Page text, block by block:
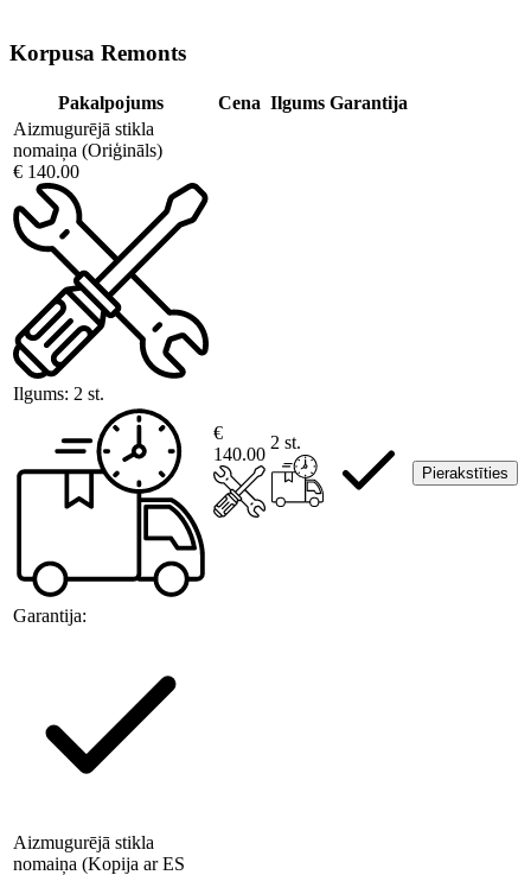
Korpusa Remonts
Pakalpojums Cena Ilgums Garantija
Aizmugurējā stikla
nomaiņa (Oriģināls)
€ 140.00
Ilgums: 2 st.
Garantija:
€
140.00
2 st.
Pierakstīties
Aizmugurējā stikla
nomaiņa (Kopija ar ES